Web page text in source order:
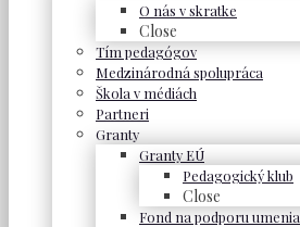
O nás v skratke
Close
Tím pedagógov
Medzinárodná spolupráca
Škola v médiách
Partneri
Granty
Granty EÚ
Pedagogický klub
Close
Fond na podporu umenia